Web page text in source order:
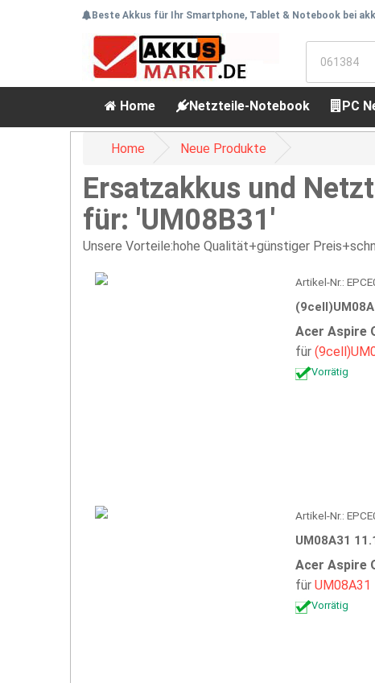
Beste Akkus für Ihr Smartphone, Tablet & Notebook bei
Home Netzteile-Notebook PC
Home Neue Produkte
Ersatzakkus und
für: 'UM08B31'
Unsere Vorteile:hohe Qualität+günstiger
Artikel-Nr.:
Acer Aspire
für
Vorrätig
Artikel-Nr.:
UM08A31
Acer Aspire
fürUM08A31
Vorrätig